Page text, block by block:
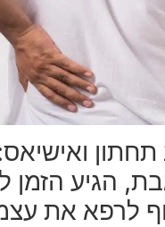
תחתון
הגיע הזמן
לרפא את